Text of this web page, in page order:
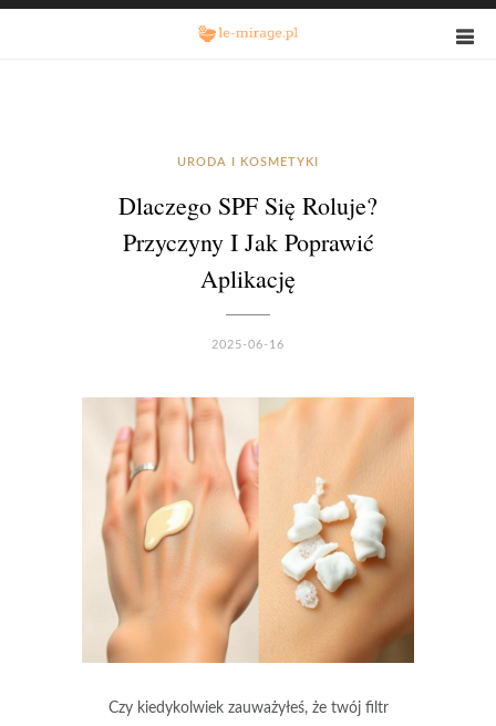
URODA I KOSMETYKI
Dlaczego SPF Się Roluje?
Przyczyny I Jak Poprawić
Aplikację
2025-06-16
Czy kiedykolwiek zauważyłeś, że twój filtr